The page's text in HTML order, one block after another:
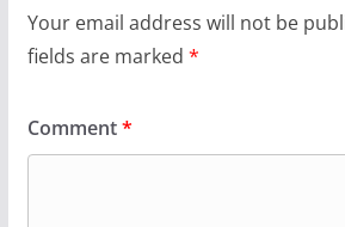
Your email address will not be
fields are marked *
Comment*